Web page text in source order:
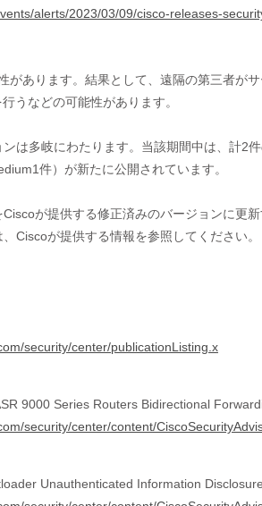
alerts/2023/03/09/cisco-releases-
があります。結果として、遠隔の第三者がサ
うなどの可能性があります。
は多岐にわたります。当該期間中は、計2
件）が新たに公開されています。
が提供する修正済みのバージョンに更新
security/center/publicationListing.x
9000 Series Routers Bidirectional
security/center/content/
Unauthenticated Information